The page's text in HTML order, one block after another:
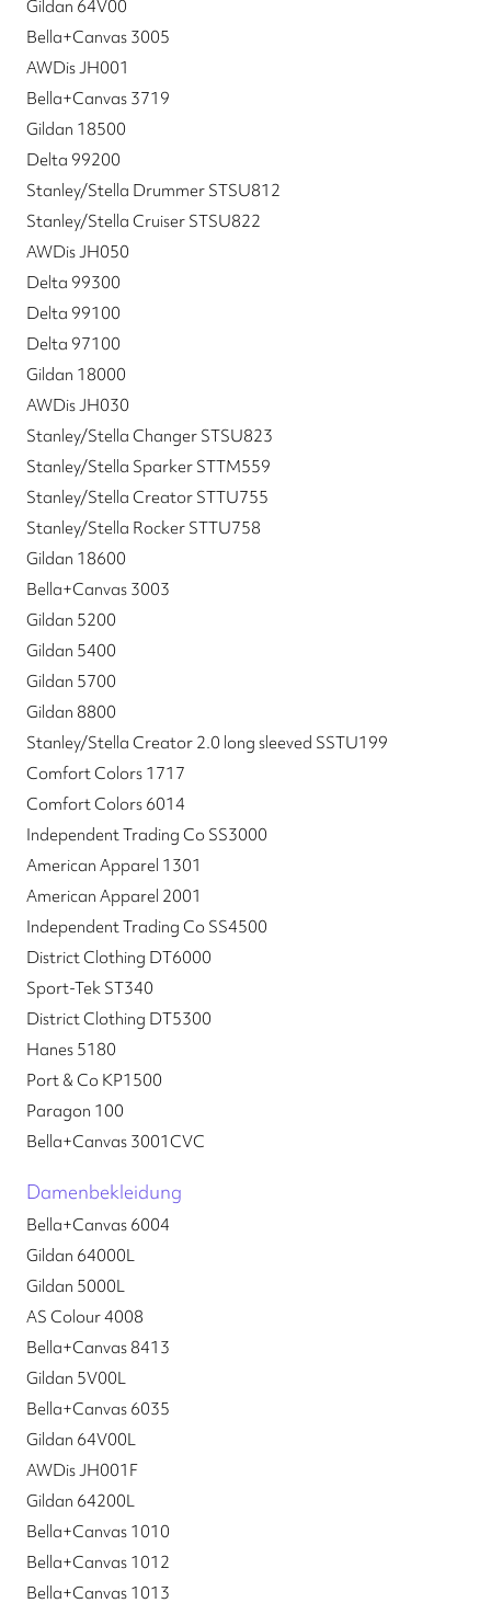
Gildan 64V00
Bella+Canvas 3005
AWDis JH001
Bella+Canvas 3719
Gildan 18500
Delta 99200
Stanley/Stella Drummer STSU812
Stanley/Stella Cruiser STSU822
AWDis JH050
Delta 99300
Delta 99100
Delta 97100
Gildan 18000
AWDis JH030
Stanley/Stella Changer STSU823
Stanley/Stella Sparker STTM559
Stanley/Stella Creator STTU755
Stanley/Stella Rocker STTU758
Gildan 18600
Bella+Canvas 3003
Gildan 5200
Gildan 5400
Gildan 5700
Gildan 8800
Stanley/Stella Creator 2.0 long sleeved SSTU199
Comfort Colors 1717
Comfort Colors 6014
Independent Trading Co SS3000
American Apparel 1301
American Apparel 2001
Independent Trading Co SS4500
District Clothing DT6000
Sport-Tek ST340
District Clothing DT5300
Hanes 5180
Port & Co KP1500
Paragon 100
Bella+Canvas 3001CVC
Damenbekleidung
Bella+Canvas 6004
Gildan 64000L
Gildan 5000L
AS Colour 4008
Bella+Canvas 8413
Gildan 5V00L
Bella+Canvas 6035
Gildan 64V00L
AWDis JH001F
Gildan 64200L
Bella+Canvas 1010
Bella+Canvas 1012
Bella+Canvas 1013